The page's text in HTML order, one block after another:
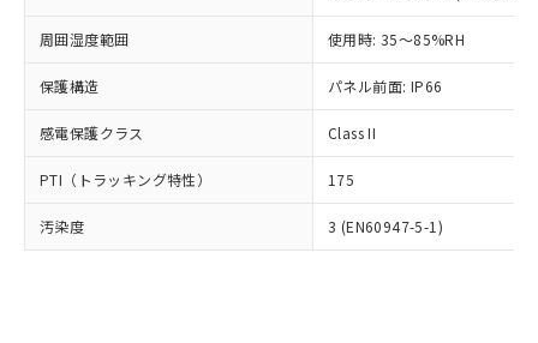
周囲湿度範囲 使用時: 35～85%RH
保護構造 パネル前面: IP66
感電保護クラス Class II
PTI（トラッキング特性） 175
汚染度 3 (EN60947-5-1)
様のお取引先、またはお客様担当のオ
ムロン制御機器販売店・当社販売員に
オムロン制御機器販売店や当社販売拠
販売ネットワーク
」をご確認
ください。
在庫状況および標準価格結果を当社の
事前の承諾なく第三者に漏洩または開
示しないようお願いします。
マイパーツ機能（部品リスト作成サー
（DBP） 1000ppm以下、フタル酸ジイソブチル
(DIBP) 1000ppm以下
但し、RoHS指令で産業用監視および制御機器に対する
フタル酸エステル類の４物質については閾値を超える意
図的な使用がないことを確認しています。
※2 対応予定月
部品在庫の切り替え状況などにより、予定
月が前後することがあります。
イソブチル) : 1000ppm、 BBP(フタル酸ブチルベンジ
ル) : 1000ppm、
※2 環境保護使用期限
「ｅ」：有害物質（10物質）のすべてが基
準値以下であることを示します。
「10」：通常の使用状況下において有害物
質が外部に漏えいし、環境に深刻な影響を
いよう必要な手段を講じます。
当社は貴社製品を、核兵器、ミサイ
ル、化学兵器、生物兵器またはその他
武器並びにこれらの製造装置等に一切
使用いたしません。
当社は、貴社製品を第三者に販売する
場合は、上記1、2および3の内容を当
該第三者に通知します。また当社は、
販売先および販売に係わる関係者が違
法に輸出するおそれがある場合は、取
一定数には満たないが在庫あり
在庫なし(最新の在庫状況につ
いては、お客様のお取引先、ま
たはお客様担当のオムロン制御
機器販売店・当社販売員にご確
認ください)
受注生産機種、また在庫状況の